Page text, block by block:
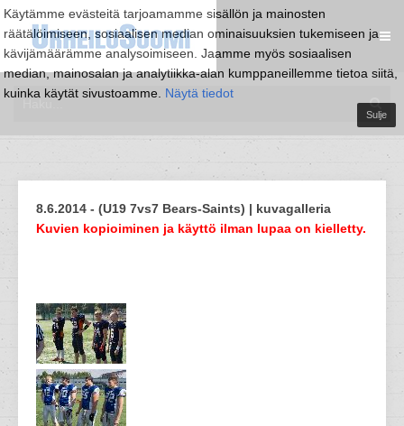
Käytämme evästeitä tarjoamamme sisällön ja mainosten
räätälöimiseen, sosiaalisen median ominaisuuksien tukemiseen ja
kävijämäärämme analysoimiseen. Jaamme myös sosiaalisen
median, mainosalan ja analytiikka-alan kumppaneillemme tietoa siitä,
kuinka käytät sivustoamme. Näytä tiedot
Sulje
8.6.2014 - (U19 7vs7 Bears-Saints) | kuvagalleria
Kuvien kopioiminen ja käyttö ilman lupaa on kielletty.